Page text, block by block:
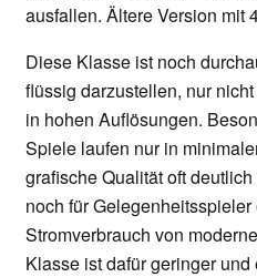
ausfallen. Ältere Version mit
Diese Klasse ist noch
flüssig darzustellen, nur
in hohen Auflösungen.
Spiele laufen nur in
grafische Qualität oft
noch für
Stromverbrauch von
Klasse ist dafür geringer